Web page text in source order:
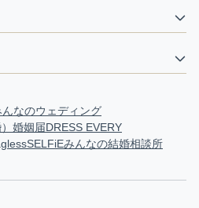
んなのウェディング
婚姻届DRESS EVERY
SELFiEみんなの結婚相談所